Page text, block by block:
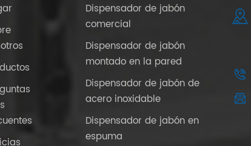
Dispensador de jabón
comercial
Dispensador de jabón
montado en la pared
Dispensador de jabón de
acero inoxidable
Dispensador de jabón en
espuma